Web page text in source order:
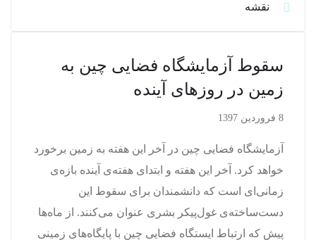
نقشه
سقوط آزمایشگاه فضایی چین به
زمین در روزهای آینده
8 فروردین 1397
آزمایشگاه فضایی چین در آخر این هفته به زمین برخورد
خواهد کرد. آخر این هفته و ابتدای هفته‌ی آینده بازه‌ی
زمانی‌ای است که دانشمندان برای سقوط این
دست‌ساخته‌ی غول‌پیکر بشری عنوان می‌کنند. از ماه‌ها
پیش که ارتباط ایستگاه فضایی چین با پایگاه‌های زمینی